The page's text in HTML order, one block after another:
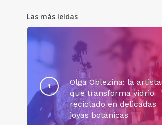
Las más leídas
Olga Oblezina: la artista
que transforma vidrio
reciclado en delicadas
joyas botánicas